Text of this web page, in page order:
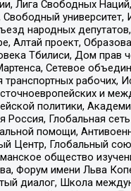
Лига Свободных
университет,
народных
Алтай проект,
Тбилиси, Дом
Сетевое
рабочих,
и
политики,
Глобальная
помощи,
Центр, Глобальный
общество
Форум имени Льва
диалог, Школа